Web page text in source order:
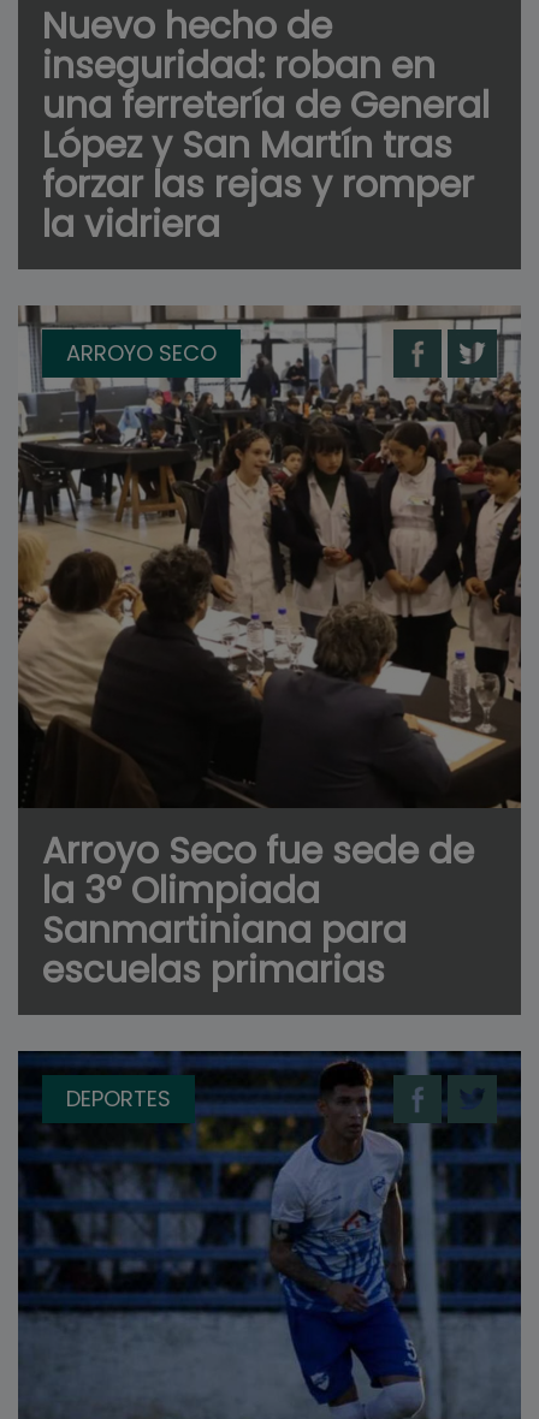
Nuevo hecho de
inseguridad: roban en
una ferretería de General
López y San Martín tras
forzar las rejas y romper
la vidriera
ARROYO SECO
Arroyo Seco fue sede de
la 3° Olimpiada
Sanmartiniana para
escuelas primarias
DEPORTES